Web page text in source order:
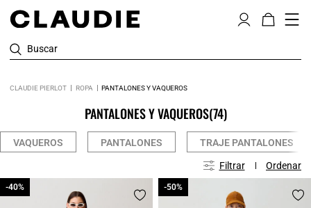
Buscar
CLAUDIE PIERLOT ROPA PANTALONES Y VAQUEROS
PANTALONES Y VAQUEROS(74)
VAQUEROS PANTALONES TRAJE PANTALONES
Filtrar Ordenar
-40%
-40% -50%
-50%